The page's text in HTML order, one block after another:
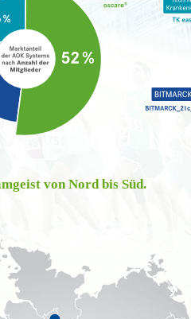
von Nord bis Süd.